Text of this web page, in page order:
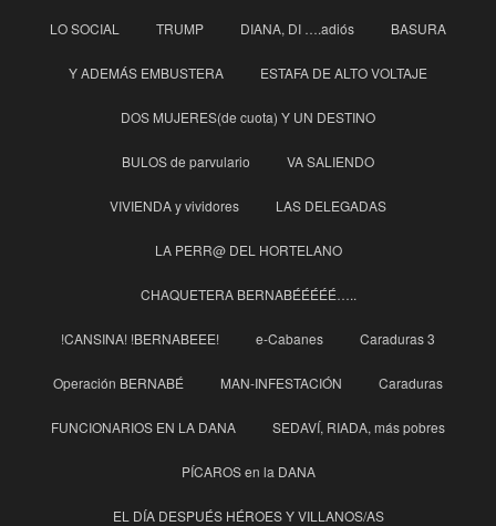
LO SOCIAL TRUMP DIANA, DI ….adiós BASURA
Y ADEMÁS EMBUSTERA ESTAFA DE ALTO VOLTAJE
DOS MUJERES(de cuota) Y UN DESTINO
BULOS de parvulario VA SALIENDO
VIVIENDA y vividores LAS DELEGADAS
LA PERR@ DEL HORTELANO
CHAQUETERA BERNABÉÉÉÉÉ…..
!CANSINA! !BERNABEEE! e-Cabanes Caraduras 3
Operación BERNABÉ MAN-INFESTACIÓN Caraduras
FUNCIONARIOS EN LA DANA SEDAVÍ, RIADA, más pobres
PÍCAROS en la DANA
EL DÍA DESPUÉS HÉROES Y VILLANOS/AS